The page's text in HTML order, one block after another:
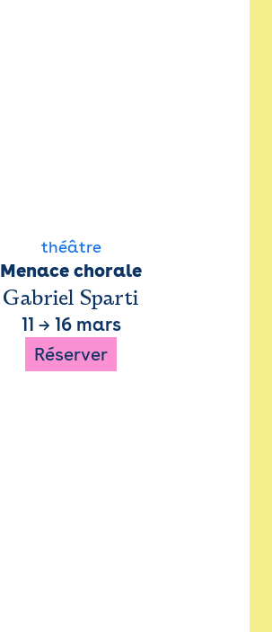
théâtre
Menace chorale
Gabriel Sparti
11 → 16 mars
Réserver